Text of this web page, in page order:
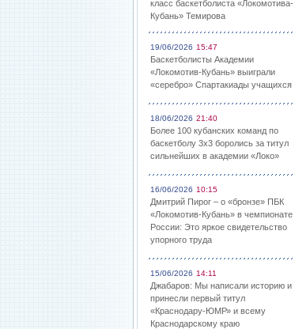
класс баскетболиста «Локомотива-
Кубань» Темирова
19/06/2026 15:47
Баскетболисты Академии
«Локомотив-Кубань» выиграли
«серебро» Спартакиады учащихся
18/06/2026 21:40
Более 100 кубанских команд по
баскетболу 3х3 боролись за титул
сильнейших в академии «Локо»
16/06/2026 10:15
Дмитрий Пирог – о «бронзе» ПБК
«Локомотив-Кубань» в чемпионате
России: Это яркое свидетельство
упорного труда
15/06/2026 14:11
Джабаров: Мы написали историю и
принесли первый титул
«Краснодару-ЮМР» и всему
Краснодарскому краю